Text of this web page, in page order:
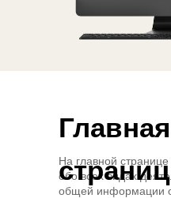
Главная
На главной
обо всех видах
общей информации